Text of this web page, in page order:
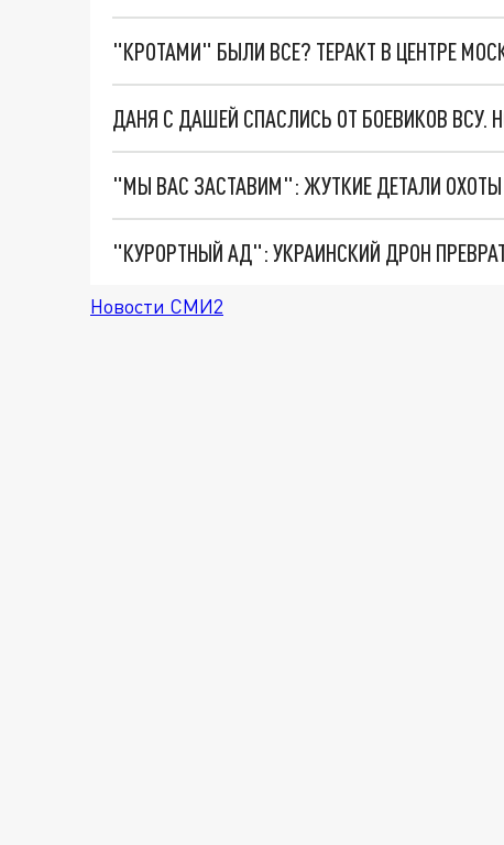
"КРОТАМИ" БЫЛИ ВСЕ? ТЕРАКТ В ЦЕНТРЕ
ДАНЯ С ДАШЕЙ СПАСЛИСЬ ОТ БОЕВИКОВ
"КУРОРТНЫЙ АД": УКРАИНСКИЙ ДРОН
Новости СМИ2